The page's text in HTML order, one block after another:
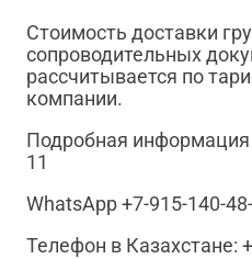
Стоимость доставки
сопроводительных
рассчитывается по
компании.
Подробная информация
11
WhatsApp +7-915-140-
Телефон в Казахстане: